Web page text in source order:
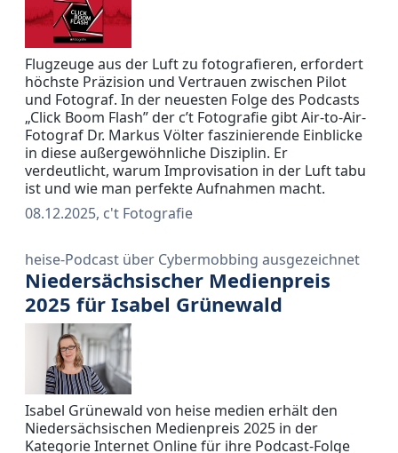
Flugzeuge aus der Luft zu fotografieren, erfordert
höchste Präzision und Vertrauen zwischen Pilot
und Fotograf. In der neuesten Folge des Podcasts
„Click Boom Flash” der c’t Fotografie gibt Air-to-Air-
Fotograf Dr. Markus Völter faszinierende Einblicke
in diese außergewöhnliche Disziplin. Er
verdeutlicht, warum Improvisation in der Luft tabu
ist und wie man perfekte Aufnahmen macht.
08.12.2025, c't Fotografie
heise-Podcast über Cybermobbing ausgezeichnet
Niedersächsischer Medienpreis
2025 für Isabel Grünewald
Isabel Grünewald von heise medien erhält den
Niedersächsischen Medienpreis 2025 in der
Kategorie Internet Online für ihre Podcast-Folge